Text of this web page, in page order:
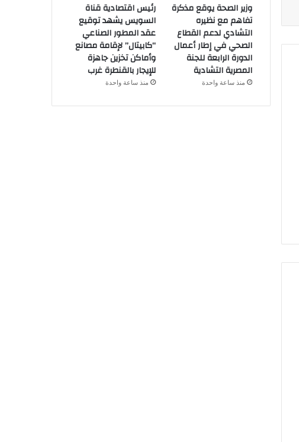
وزير الصحة يوقع مذكرة
تفاهم مع نظيره
التشادي لدعم القطاع
الصحي في إطار أعمال
الدورة الرابعة للجنة
المصرية التشادية
منذ ساعة واحدة
رئيس اقتصادية قناة
السويس يشهد توقيع
عقد المطور الصناعي
“كابيتال” لإقامة مصانع
وأماكن تخزين جاهزة
للإيجار بالقنطرة غرب
منذ ساعة واحدة